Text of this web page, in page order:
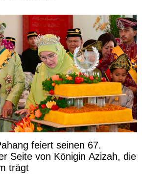
feiert seinen 67.
Seite von Königin Azizah, die
trägt